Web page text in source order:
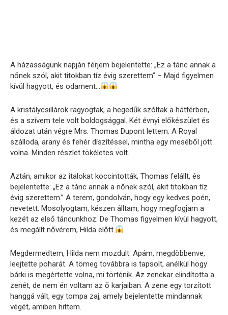
A házasságunk napján férjem bejelentette: „Ez a tánc annak a
nőnek szól, akit titokban tíz évig szerettem” – Majd figyelmen
kívül hagyott, és odament…
A kristálycsillárok ragyogtak, a hegedűk szóltak a háttérben,
és a szívem tele volt boldogsággal. Két évnyi előkészület és
áldozat után végre Mrs. Thomas Dupont lettem. A Royal
szálloda, arany és fehér díszítéssel, mintha egy meséből jött
volna. Minden részlet tökéletes volt.
Aztán, amikor az italokat koccintották, Thomas felállt, és
bejelentette: „Ez a tánc annak a nőnek szól, akit titokban tíz
évig szerettem.” A terem, gondolván, hogy egy kedves poén,
nevetett. Mosolyogtam, készen álltam, hogy megfogjam a
kezét az első táncunkhoz. De Thomas figyelmen kívül hagyott,
és megállt nővérem, Hilda előtt.
Megdermedtem, Hilda nem mozdult. Apám, megdöbbenve,
leejtette poharát. A tömeg továbbra is tapsolt, anélkül hogy
bárki is megértette volna, mi történik. Az zenekar elindította a
zenét, de nem én voltam az ő karjaiban. A zene egy torzított
hanggá vált, egy tompa zaj, amely bejelentette mindannak
végét, amiben hittem.